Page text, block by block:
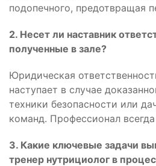
подопечного, предотвращая
2. Несет ли наставник
полученные в зале?
Юридическая
наступает в случае
техники безопасности или
команд. Профессионал
3. Какие ключевые задачи
тренер нутрициолог в